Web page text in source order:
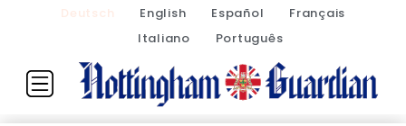
Deutsch English Español
Français
Italiano
Português